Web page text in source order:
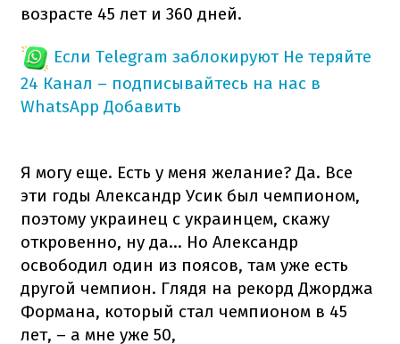
возрасте 45 лет и 360 дней.
Если Telegram заблокируют Не теряйте
24 Канал – подписывайтесь на нас в
WhatsApp Добавить
Я могу еще. Есть у меня желание? Да. Все
эти годы Александр Усик был чемпионом,
поэтому украинец с украинцем, скажу
откровенно, ну да... Но Александр
освободил один из поясов, там уже есть
другой чемпион. Глядя на рекорд Джорджа
Формана, который стал чемпионом в 45
лет, – а мне уже 50,